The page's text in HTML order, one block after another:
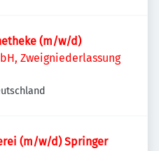
(m/w/d)
Zweigniederlassung
(m/w/d) Springer